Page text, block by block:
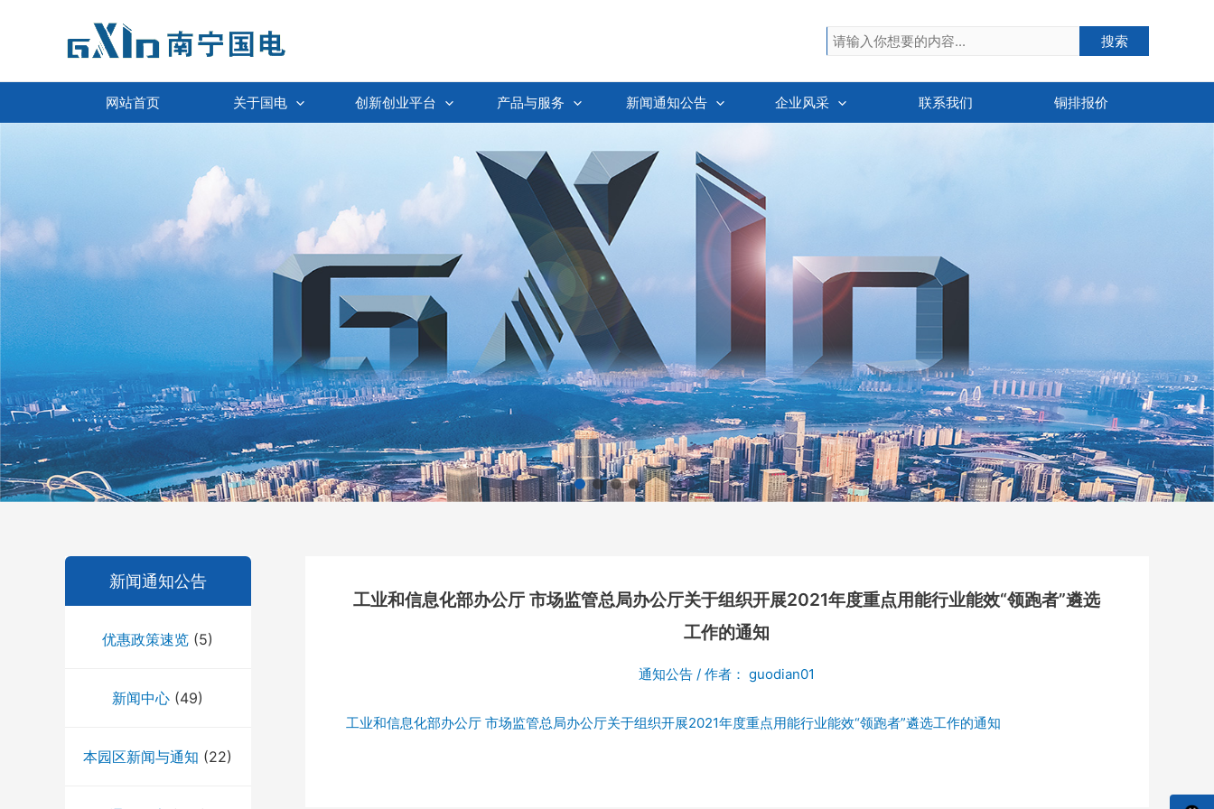
容
搜索 搜索
网站首页 关于国电 创新创业平台 产品与服务 新闻通知公告 企业风采 联系我们 铜排报价
新闻通知公告
优惠政策速览 (5)
新闻中心 (49)
本园区新闻与通知 (22)
工业和信息化部办公厅 市场监管总局办公厅关于组织开展2021年度重点用能行业能效“领跑者”遴选
工作的通知
通知公告 / 作者： guodian01
工业和信息化部办公厅 市场监管总局办公厅关于组织开展2021年度重点用能行业能效“领跑者”遴选工作的通知